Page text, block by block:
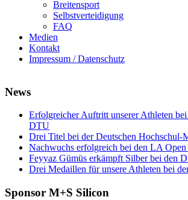
Breitensport
Selbstverteidigung
FAQ
Medien
Kontakt
Impressum / Datenschutz
News
Erfolgreicher Auftritt unserer Athleten
DTU
Drei Titel bei der Deutschen Hochschul-
Nachwuchs erfolgreich bei den LA
Feyyaz Gümüs erkämpft Silber bei den
Drei Medaillen für unsere Athleten bei
Sponsor M+S Silicon